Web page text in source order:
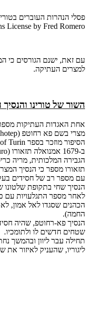
פסלי הנהרות העוברים
License by Fred Romero
עם זאת, ישנם הגורסים כי
למצרים העתיקה.
השור של טורינו
אחת האגדות העתיקות
מצרי בשם פא רחוטפ (Pa Rahotep).
הגבירה המלכותית, מריה
עם מספר רב של חסידים
הנסיך שחי בתקופת
לאחר מספר התגלעויות עם
הכהנים שסגדו לאל אמון,
החמה).
הנסיך פא-רחוטפ, שהיה
שטחים חדשים לו ולתומכיו.
תחילה עבר ליוון ובהמשך
ליגוריו, שהעניק לאיזור את